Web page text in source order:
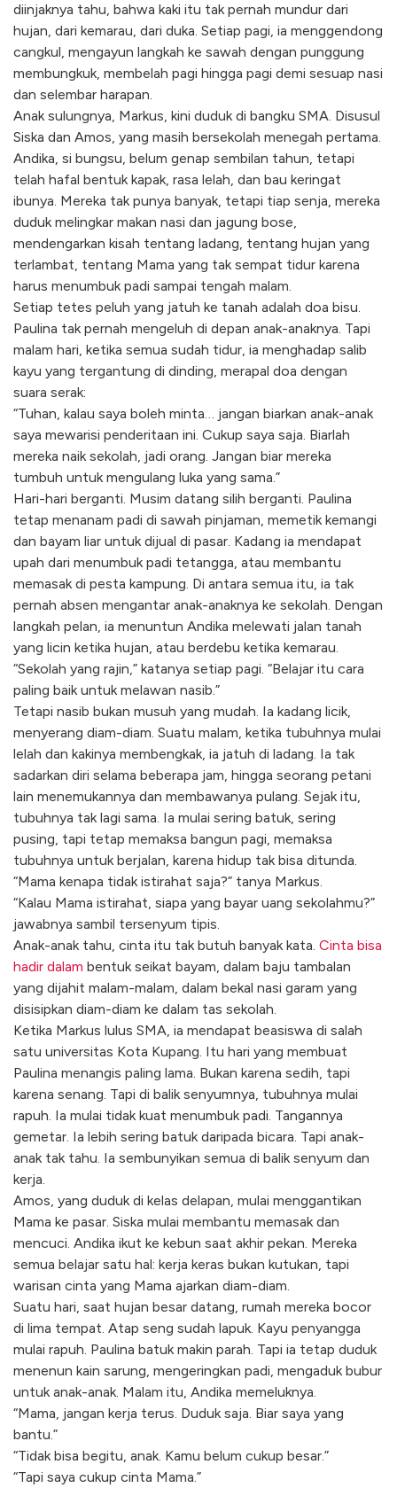
diinjaknya tahu, bahwa kaki itu tak pernah mundur dari
hujan, dari kemarau, dari duka. Setiap pagi, ia menggendong
cangkul, mengayun langkah ke sawah dengan punggung
membungkuk, membelah pagi hingga pagi demi sesuap nasi
dan selembar harapan.
Anak sulungnya, Markus, kini duduk di bangku SMA. Disusul
Siska dan Amos, yang masih bersekolah menegah pertama.
Andika, si bungsu, belum genap sembilan tahun, tetapi
telah hafal bentuk kapak, rasa lelah, dan bau keringat
ibunya. Mereka tak punya banyak, tetapi tiap senja, mereka
duduk melingkar makan nasi dan jagung bose,
mendengarkan kisah tentang ladang, tentang hujan yang
terlambat, tentang Mama yang tak sempat tidur karena
harus menumbuk padi sampai tengah malam.
Setiap tetes peluh yang jatuh ke tanah adalah doa bisu.
Paulina tak pernah mengeluh di depan anak-anaknya. Tapi
malam hari, ketika semua sudah tidur, ia menghadap salib
kayu yang tergantung di dinding, merapal doa dengan
suara serak:
“Tuhan, kalau saya boleh minta… jangan biarkan anak-anak
saya mewarisi penderitaan ini. Cukup saya saja. Biarlah
mereka naik sekolah, jadi orang. Jangan biar mereka
tumbuh untuk mengulang luka yang sama.”
Hari-hari berganti. Musim datang silih berganti. Paulina
tetap menanam padi di sawah pinjaman, memetik kemangi
dan bayam liar untuk dijual di pasar. Kadang ia mendapat
upah dari menumbuk padi tetangga, atau membantu
memasak di pesta kampung. Di antara semua itu, ia tak
pernah absen mengantar anak-anaknya ke sekolah. Dengan
langkah pelan, ia menuntun Andika melewati jalan tanah
yang licin ketika hujan, atau berdebu ketika kemarau.
“Sekolah yang rajin,” katanya setiap pagi. “Belajar itu cara
paling baik untuk melawan nasib.”
Tetapi nasib bukan musuh yang mudah. Ia kadang licik,
menyerang diam-diam. Suatu malam, ketika tubuhnya mulai
lelah dan kakinya membengkak, ia jatuh di ladang. Ia tak
sadarkan diri selama beberapa jam, hingga seorang petani
lain menemukannya dan membawanya pulang. Sejak itu,
tubuhnya tak lagi sama. Ia mulai sering batuk, sering
pusing, tapi tetap memaksa bangun pagi, memaksa
tubuhnya untuk berjalan, karena hidup tak bisa ditunda.
“Mama kenapa tidak istirahat saja?” tanya Markus.
“Kalau Mama istirahat, siapa yang bayar uang sekolahmu?”
jawabnya sambil tersenyum tipis.
Anak-anak tahu, cinta itu tak butuh banyak kata. Cinta bisa
hadir dalam bentuk seikat bayam, dalam baju tambalan
yang dijahit malam-malam, dalam bekal nasi garam yang
disisipkan diam-diam ke dalam tas sekolah.
Ketika Markus lulus SMA, ia mendapat beasiswa di salah
satu universitas Kota Kupang. Itu hari yang membuat
Paulina menangis paling lama. Bukan karena sedih, tapi
karena senang. Tapi di balik senyumnya, tubuhnya mulai
rapuh. Ia mulai tidak kuat menumbuk padi. Tangannya
gemetar. Ia lebih sering batuk daripada bicara. Tapi anak-
anak tak tahu. Ia sembunyikan semua di balik senyum dan
kerja.
Amos, yang duduk di kelas delapan, mulai menggantikan
Mama ke pasar. Siska mulai membantu memasak dan
mencuci. Andika ikut ke kebun saat akhir pekan. Mereka
semua belajar satu hal: kerja keras bukan kutukan, tapi
warisan cinta yang Mama ajarkan diam-diam.
Suatu hari, saat hujan besar datang, rumah mereka bocor
di lima tempat. Atap seng sudah lapuk. Kayu penyangga
mulai rapuh. Paulina batuk makin parah. Tapi ia tetap duduk
menenun kain sarung, mengeringkan padi, mengaduk bubur
untuk anak-anak. Malam itu, Andika memeluknya.
“Mama, jangan kerja terus. Duduk saja. Biar saya yang
bantu.”
“Tidak bisa begitu, anak. Kamu belum cukup besar.”
“Tapi saya cukup cinta Mama.”